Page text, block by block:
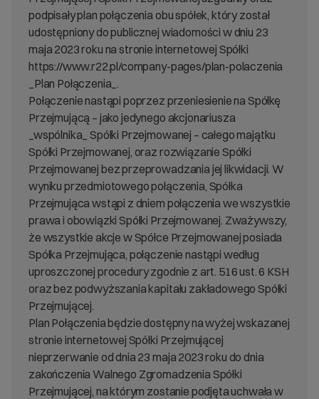
podpisały plan połączenia obu spółek, który został
udostępniony do publicznej wiadomości w dniu 23
maja 2023 roku na stronie internetowej Spółki
https://www.r22.pl/company-pages/plan-polaczenia
_Plan Połączenia_.
Połączenie nastąpi poprzez przeniesienie na Spółkę
Przejmującą – jako jedynego akcjonariusza
_wspólnika_ Spółki Przejmowanej – całego majątku
Spółki Przejmowanej, oraz rozwiązanie Spółki
Przejmowanej bez przeprowadzania jej likwidacji. W
wyniku przedmiotowego połączenia, Spółka
Przejmująca wstąpi z dniem połączenia we wszystkie
prawa i obowiązki Spółki Przejmowanej. Zważywszy,
że wszystkie akcje w Spółce Przejmowanej posiada
Spółka Przejmująca, połączenie nastąpi według
uproszczonej procedury zgodnie z art. 516 ust. 6 KSH
oraz bez podwyższania kapitału zakładowego Spółki
Przejmującej.
Plan Połączenia będzie dostępny na wyżej wskazanej
stronie internetowej Spółki Przejmującej
nieprzerwanie od dnia 23 maja 2023 roku do dnia
zakończenia Walnego Zgromadzenia Spółki
Przejmującej, na którym zostanie podjęta uchwała w